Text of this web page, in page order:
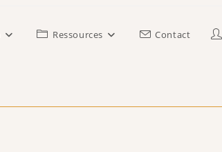
Ressources Contact